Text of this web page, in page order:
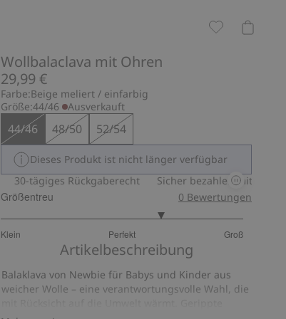
Wollbalaclava mit Ohren
29,99 €
Farbe:Beige meliert / einfarbig
Größe:44/46 Ausverkauft
44/46 48/50 52/54
Dieses Produkt ist nicht länger verfügbar
30-tägiges Rückgaberecht Sicher bezahlen mit PayPal
Größentreu
Klein Perfekt Groß
von
3
Bewertungen
0 Bewertungen
Artikelbeschreibung
Balaklava von Newbie für Babys und Kinder aus
weicher Wolle – eine verantwortungsvolle Wahl, die